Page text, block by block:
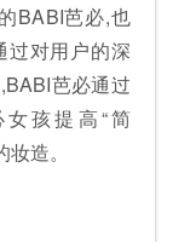
BABI芭必,也
过对用户的深
芭必通过
孩提高“简
造。